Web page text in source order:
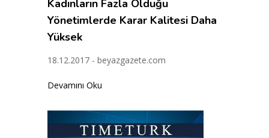
Kadınların Fazla Olduğu
Yönetimlerde Karar Kalitesi Daha
Yüksek
18.12.2017 - beyazgazete.com
Devamını Oku